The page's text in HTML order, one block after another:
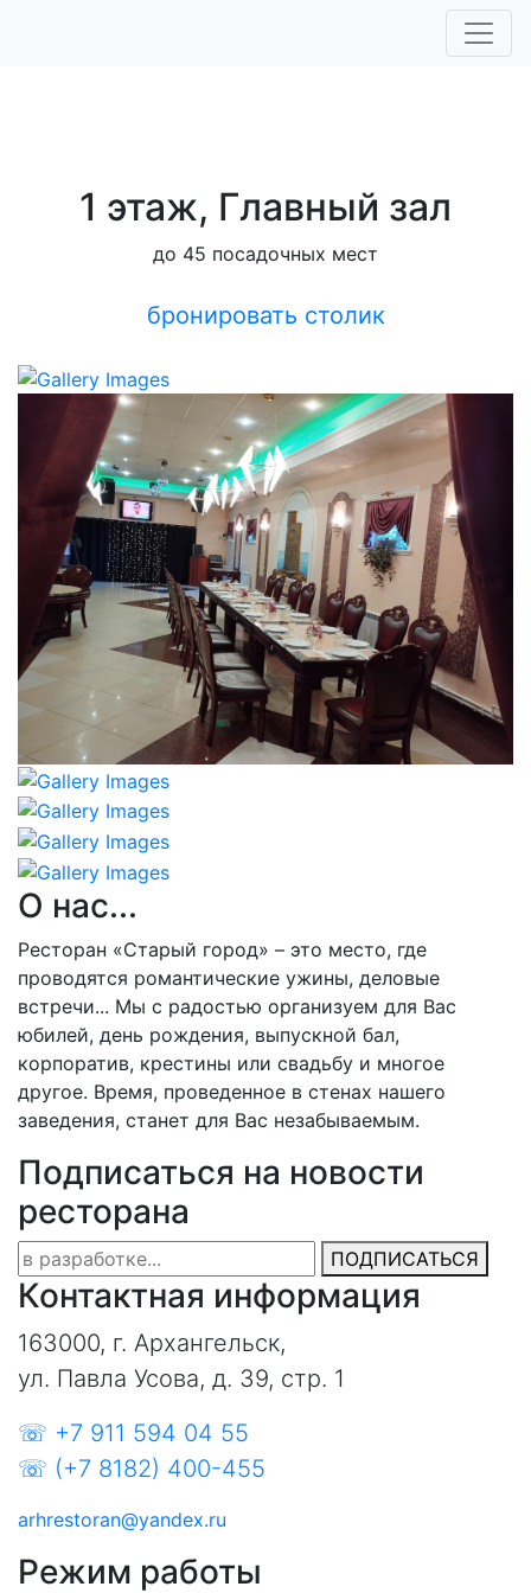
1 этаж, Главный зал
до 45 посадочных мест
бронировать столик
О нас...
Ресторан «Старый город» – это место, где
проводятся романтические ужины, деловые
встречи... Мы с радостью организуем для Вас
юбилей, день рождения, выпускной бал,
корпоратив, крестины или свадьбу и многое
другое. Время, проведенное в стенах нашего
заведения, станет для Вас незабываемым.
Подписаться на новости
ресторана
ПОДПИСАТЬСЯ
Контактная информация
163000, г. Архангельск,
ул. Павла Усова, д. 39, стр. 1
☏ +7 911 594 04 55
☏ (+7 8182) 400-455
arhrestoran@yandex.ru
Режим работы